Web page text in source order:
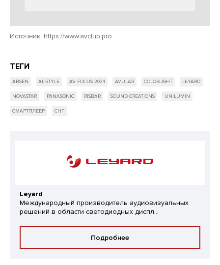
Источник: https://www.avclub.pro
ТЕГИ
ABSEN AL-STYLE AV FOCUS 2024 AVULAR COLORLIGHT LEYARD
NOVASTAR PANASONIC RISBAR SOUND CREATIONS UNILUMIN
СМАРТПЛЕЕР СНГ
Leyard
Международный производитель аудиовизуальных
решений в области светодиодных диспл...
Подробнее